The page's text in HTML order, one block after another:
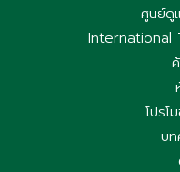
ศูนย์ดู
International
โปรโ
บท